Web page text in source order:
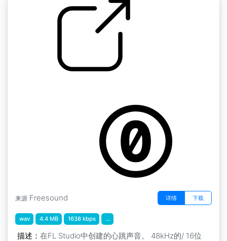
来源 Freesound 详情 下载
wav 4.4 MB 1638 kbps ...
描述： 在FL Studio中创建的心跳声音。 48kHz的/ 16位